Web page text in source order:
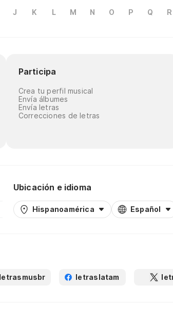
J K L M N O P Q R
Participa
Crea tu perfil musical
Envía álbumes
Envía letras
Correcciones de letras
Ubicación e idioma
Hispanoamérica Español
letrasmusbr letraslatam